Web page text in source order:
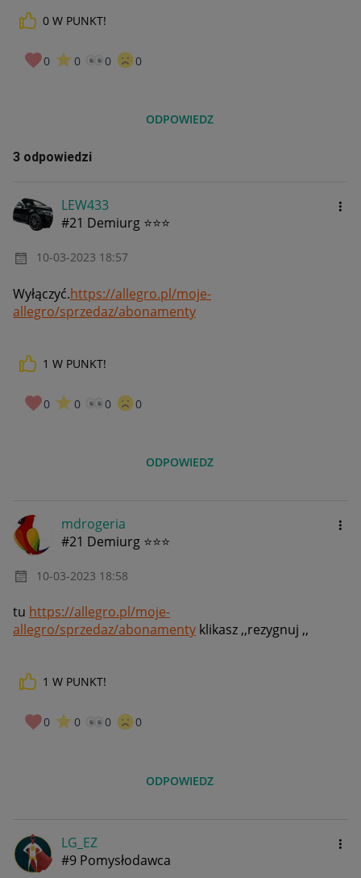
0 W PUNKT!
0 0 0 0
ODPOWIEDZ
3 odpowiedzi
LEW433
#21 Demiurg ⭐⭐⭐
‎10-03-2023 18:57
Wyłączyć.https://allegro.pl/moje-
allegro/sprzedaz/abonamenty
1 W PUNKT!
0 0 0 0
ODPOWIEDZ
mdrogeria
#21 Demiurg ⭐⭐⭐
‎10-03-2023 18:58
tu https://allegro.pl/moje-
allegro/sprzedaz/abonamenty klikasz ,,rezygnuj ,,
1 W PUNKT!
0 0 0 0
ODPOWIEDZ
LG_EZ
#9 Pomysłodawca